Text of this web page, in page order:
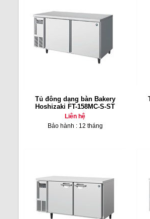
Tủ đông dạng bàn Bakery
Hoshizaki FT-158MC-S-ST
Liên hệ
Bảo hành : 12 tháng